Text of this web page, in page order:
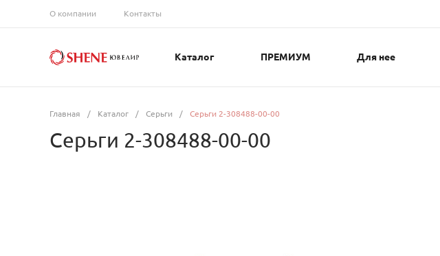
О компании Контакты
Каталог ПРЕМИУМ Для нее
Главная / Каталог / Серьги / Серьги 2-308488-00-00
Серьги 2-308488-00-00